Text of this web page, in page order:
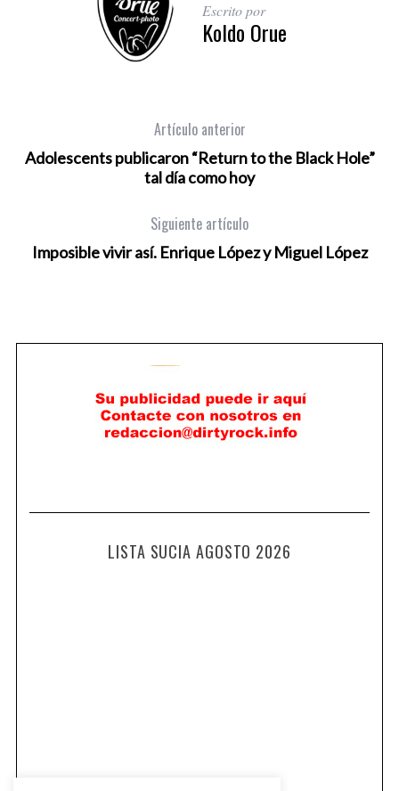
Escrito por
Koldo Orue
Artículo anterior
Adolescents publicaron “Return to the Black Hole”
tal día como hoy
Siguiente artículo
Imposible vivir así. Enrique López y Miguel López
LISTA SUCIA AGOSTO 2026